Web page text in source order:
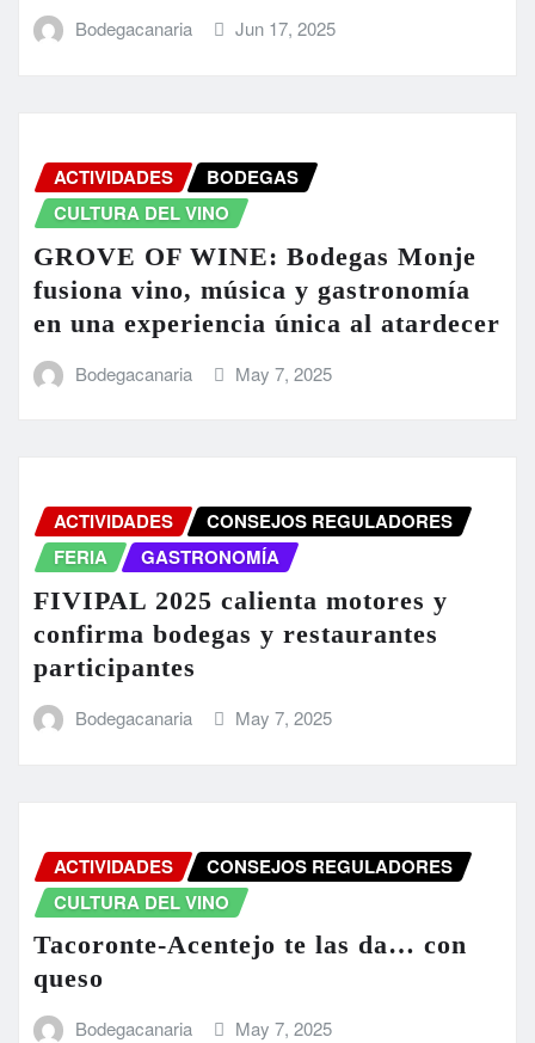
Bodegacanaria Jun 17, 2025
ACTIVIDADES
BODEGAS
CULTURA DEL VINO
GROVE OF WINE: Bodegas Monje
fusiona vino, música y gastronomía
en una experiencia única al atardecer
Bodegacanaria May 7, 2025
ACTIVIDADES
CONSEJOS REGULADORES
FERIA
GASTRONOMÍA
FIVIPAL 2025 calienta motores y
confirma bodegas y restaurantes
participantes
Bodegacanaria May 7, 2025
ACTIVIDADES
CONSEJOS REGULADORES
CULTURA DEL VINO
Tacoronte-Acentejo te las da… con
queso
Bodegacanaria May 7, 2025